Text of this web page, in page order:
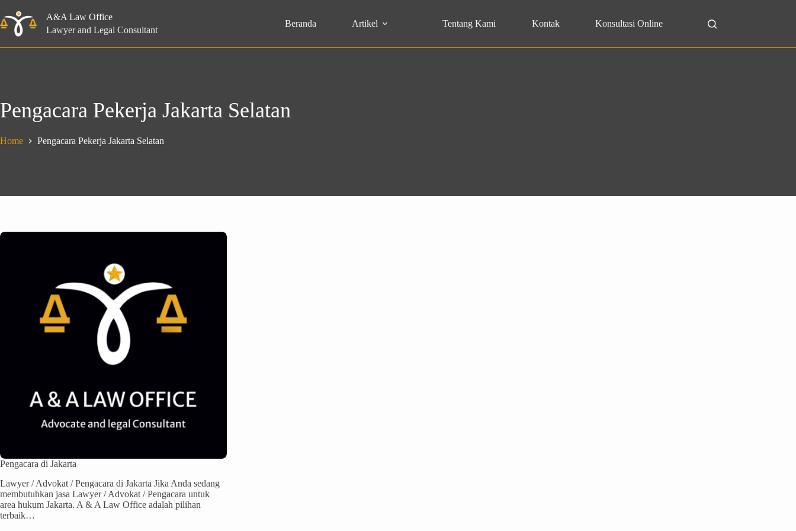
to
content
A&A Law Office
Lawyer and Legal Consultant
Beranda Artikel Tentang Kami Kontak Konsultasi Online
Pengacara Pekerja Jakarta Selatan
Home Pengacara Pekerja Jakarta Selatan
Pengacara di Jakarta
Lawyer / Advokat / Pengacara di Jakarta Jika Anda sedang
membutuhkan jasa Lawyer / Advokat / Pengacara untuk
area hukum Jakarta. A & A Law Office adalah pilihan
terbaik…